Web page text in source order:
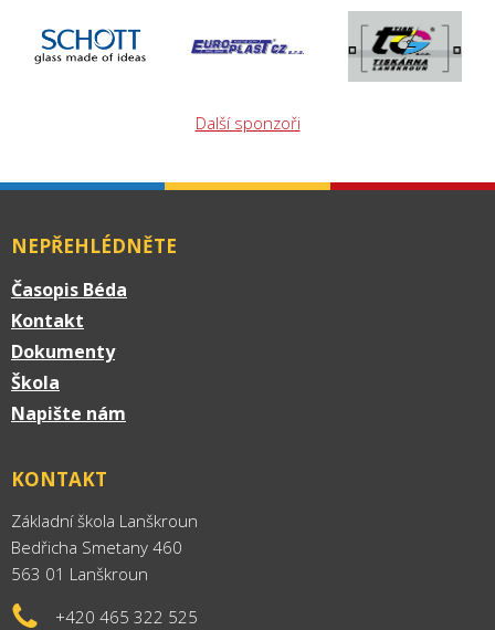
Další sponzoři
NEPŘEHLÉDNĚTE
Časopis Béda
Kontakt
Dokumenty
Škola
Napište nám
KONTAKT
Základní škola Lanškroun
Bedřicha Smetany 460
563 01 Lanškroun
+420 465 322 525